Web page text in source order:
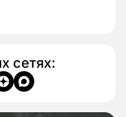
сетях: